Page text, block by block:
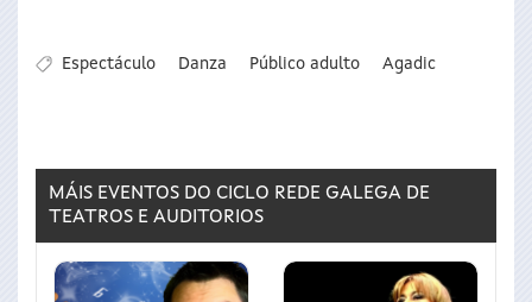
Espectáculo Danza Público adulto Agadic
MÁIS EVENTOS DO CICLO REDE GALEGA DE
TEATROS E AUDITORIOS